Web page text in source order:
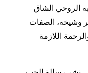
الروحي الشاق
وشيخه، الصفات
اللازمة